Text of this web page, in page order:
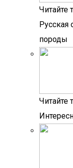
Читайте
Русская
породы
Читайте